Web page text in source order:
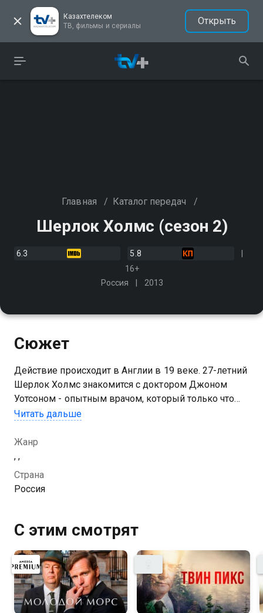
Казахтелеком
ТВ, фильмы и сериалы
Открыть
Главная / Каталог передач /
Шерлок Холмс (сезон 2)
6.3
5.8
16+
Россия
2013
Сюжет
Действие происходит в Англии в 19 веке. 27-летний
Шерлок Холмс знакомится с доктором Джоном
Уотсоном - опытным врачом, который только что
вернулся с войны в Афганистане. Ватсон с
детектив
Посмотреть онлайн 2 сезон сериала Шерлок Холмс
вы можете совершенно бесплатно в хорошем HD
Читать дальше
Жанр
, ,
Страна
Россия
С этим смотрят